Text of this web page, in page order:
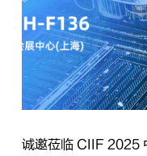
诚邀莅临 CIIF 2025